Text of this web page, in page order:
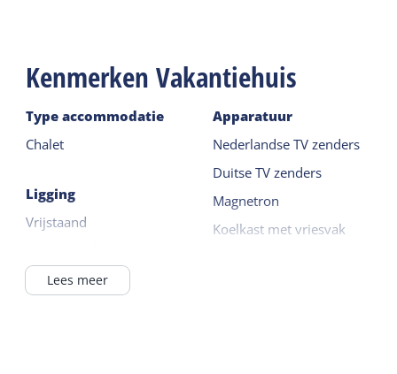
Kenmerken Vakantiehuis
Type accommodatie
Chalet
Ligging
Vrijstaand
Buiten het dorp
Apparatuur
Nederlandse TV zenders
Duitse TV zenders
Magnetron
Koelkast met vriesvak
Lees meer